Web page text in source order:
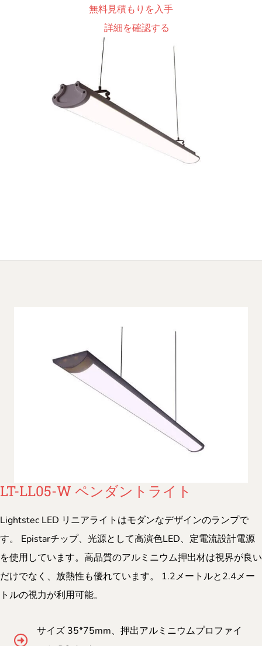
無料見積もりを入手
詳細を確認する
LT-LL05-W ペンダントライト
Lightstec LED リニアライトはモダンなデザインのランプで
す。 Epistarチップ、光源として高演色LED、定電流設計電源
を使用しています。高品質のアルミニウム押出材は視界が良い
だけでなく、放熱性も優れています。 1.2メートルと2.4メー
トルの視力が利用可能。
サイズ 35*75mm、押出アルミニウムプロファイ